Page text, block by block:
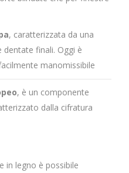
, caratterizzata da una
dentate finali. Oggi è
manomissibile
, è un componente
dalla cifratura
in legno è possibile